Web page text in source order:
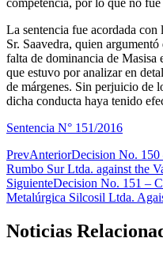
competencia, por lo que no
La sentencia fue acordada
Sr. Saavedra, quien
falta de dominancia de Masisa
que estuvo por analizar en
de márgenes. Sin perjuicio de
dicha conducta haya tenido
Sentencia N° 151/2016
PrevAnteriorDecision No.
Rumbo Sur Ltda. against the
SiguienteDecision No. 151 –
Metalúrgica Silcosil Ltda.
Noticias